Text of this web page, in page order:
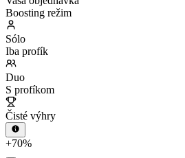
Boosting režim
Sólo
Iba profík
Duo
S profíkom
Čisté výhry
+70%